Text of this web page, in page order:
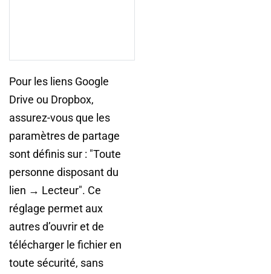
Pour les liens Google
Drive ou Dropbox,
assurez-vous que les
paramètres de partage
sont définis sur : "Toute
personne disposant du
lien → Lecteur". Ce
réglage permet aux
autres d’ouvrir et de
télécharger le fichier en
toute sécurité, sans